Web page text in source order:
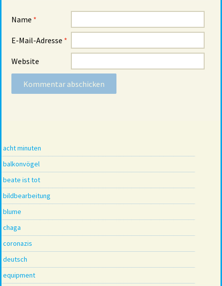
Name *
E-Mail-Adresse *
Website
acht minuten
balkonvögel
beate ist tot
bildbearbeitung
blume
chaga
coronazis
deutsch
equipment